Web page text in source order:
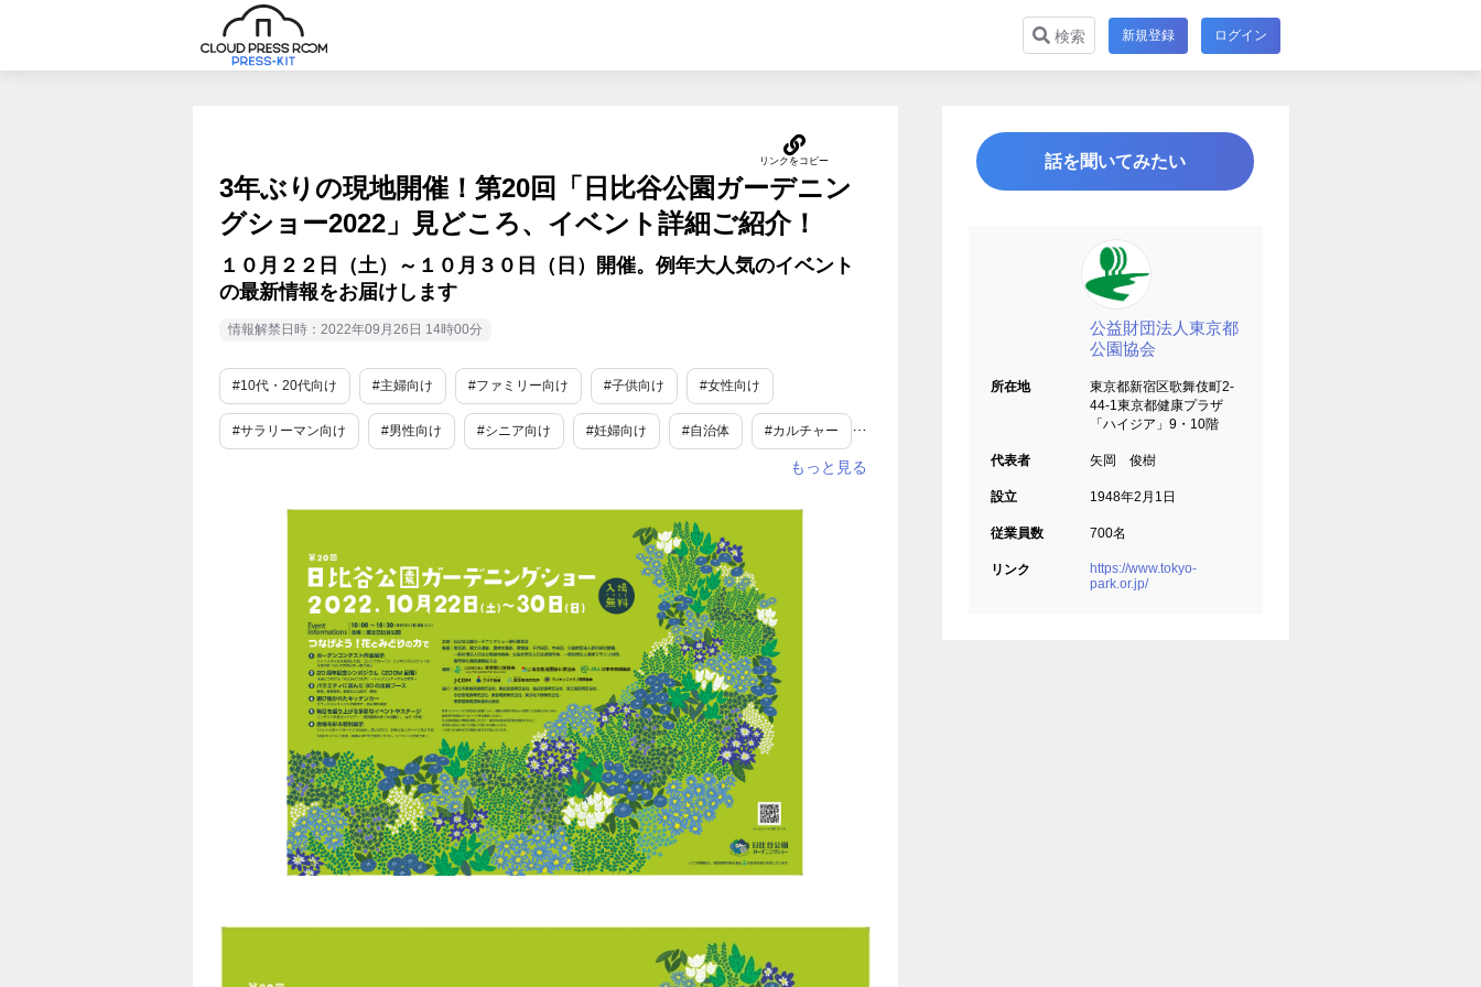
検索 新規登録 ログイン
3年ぶりの現地開催！第20回「日比谷公園ガーデニン
グショー2022」見どころ、イベント詳細ご紹介！
１０月２２日（土）～１０月３０日（日）開催。例年大人気のイベント
の最新情報をお届けします
情報解禁日時：2022年09月26日 14時00分
#10代・20代向け #主婦向け #ファミリー向け #子供向け #女性向け
#サラリーマン向け #男性向け #シニア向け #妊婦向け #自治体 #カルチャー
#toC
話を聞いてみたい
公益財団法人東京都
公園協会
所在地
東京都新宿区歌舞伎町2-
44-1東京都健康プラザ
「ハイジア」9・10階
代表者 矢岡 俊樹
設立 1948年2月1日
従業員数 700名
リンク
https://www.tokyo-
park.or.jp/